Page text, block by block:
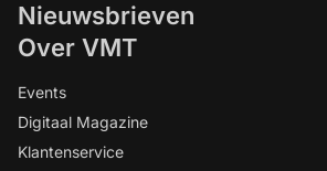
Nieuwsbrieven
Over VMT
Events
Digitaal Magazine
Klantenservice